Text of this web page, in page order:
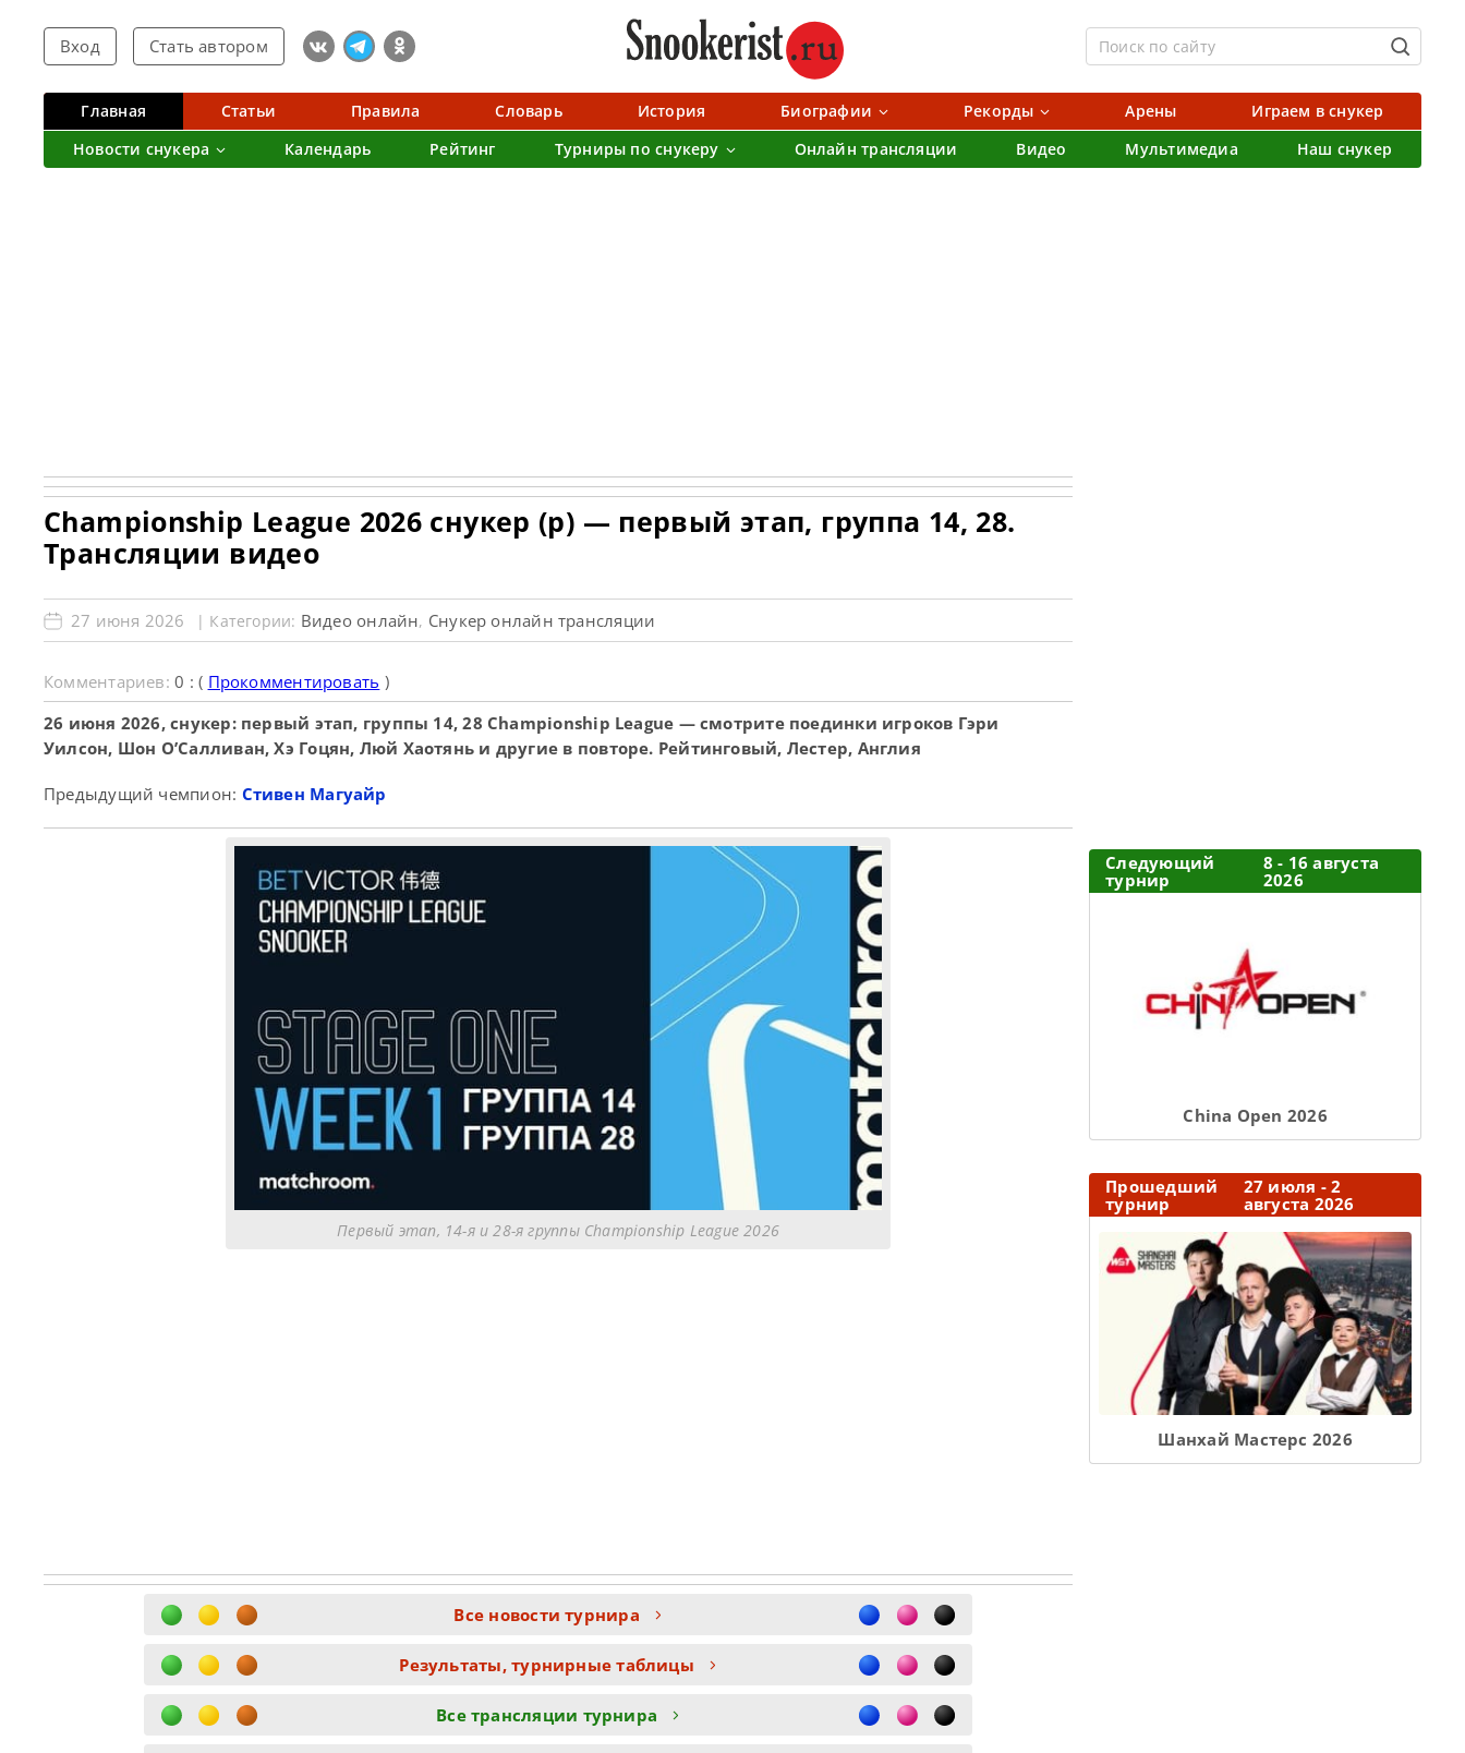
Вход Стать автором
Главная Статьи Правила Словарь История Биографии Рекорды Арены
Играем в снукер
Новости снукера
Календарь Рейтинг Турниры по снукеру Онлайн трансляции Видео Мультимедиа Наш снукер
Championship League 2026 снукер (р) — первый этап, группа 14, 28.
Трансляции видео
27 июня 2026 | Категории: Видео онлайн, Снукер онлайн трансляции
Комментариев:0 : ( Прокомментировать )
26 июня 2026, снукер: первый этап, группы 14, 28 Championship League — смотрите поединки игроков Гэри
Уилсон, Шон О’Салливан, Хэ Гоцян, Люй Хаотянь и другие в повторе. Рейтинговый, Лестер, Англия
Предыдущий чемпион: Стивен Магуайр
Первый этап, 14-я и 28-я группы Championship League 2026
Все новости турнира
Результаты, турнирные таблицы
Все трансляции турнира
Следующий
турнир
8 - 16 августа
2026
Сhina Open 2026
Прошедший
турнир
27 июля - 2
августа 2026
Шанхай Мастерс 2026